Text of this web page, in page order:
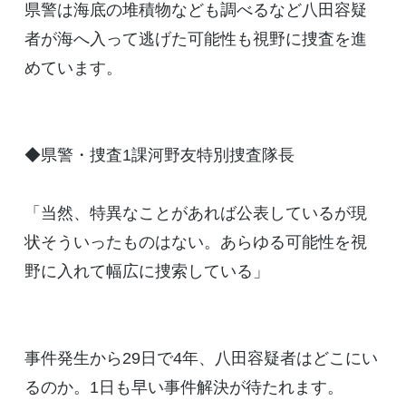
県警は海底の堆積物なども調べるなど八田容疑
者が海へ入って逃げた可能性も視野に捜査を進
めています。
◆県警・捜査1課河野友特別捜査隊長
「当然、特異なことがあれば公表しているが現
状そういったものはない。あらゆる可能性を視
野に入れて幅広に捜索している」
事件発生から29日で4年、八田容疑者はどこにい
るのか。1日も早い事件解決が待たれます。